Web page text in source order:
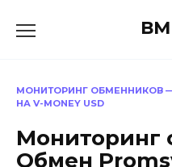
ВМ
МОНИТОРИНГ ОБМЕННИКОВ —
НА V-MONEY USD
Мониторинг
Обмен